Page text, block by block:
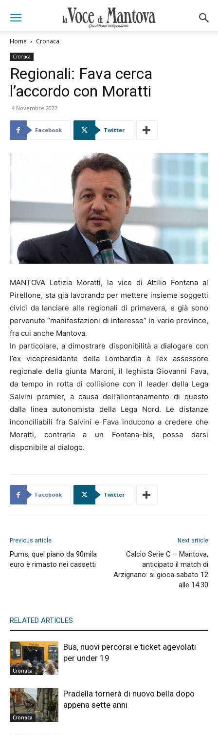
Home Cronaca
Cronaca
Regionali: Fava cerca
l’accordo con Moratti
4 Novembre 2022
Facebook Twitter
MANTOVA Letizia Moratti, la vice di Attilio Fontana al
Pirellone, sta già lavorando per mettere insieme soggetti
civici da lanciare alle regionali di primavera, e già sono
pervenute “manifestazioni di interesse” in varie province,
fra cui anche Mantova.
In particolare, a dimostrare disponibilità a dialogare con
l’ex vicepresidente della Lombardia è l’ex assessore
regionale della giunta Maroni, il leghista Giovanni Fava,
da tempo in rotta di collisione con il leader della Lega
Salvini premier, a causa dell’allontanamento di questo
dalla linea autonomista della Lega Nord. Le distanze
inconciliabili fra Salvini e Fava inducono a credere che
Moratti, contraria a un Fontana-bis, possa darsi
disponibile al dialogo.
Facebook Twitter
Previous article
Pums, quel piano da 90mila
euro è rimasto nei cassetti
Next article
Calcio Serie C – Mantova,
anticipato il match di
Arzignano: si gioca sabato 12
alle 14.30
RELATED ARTICLES
Cronaca
Bus, nuovi percorsi e ticket agevolati
per under 19
Cronaca
Pradella tornerà di nuovo bella dopo
appena sette anni